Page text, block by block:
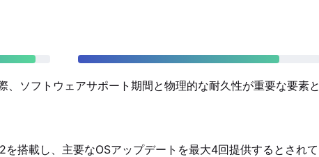
、ソフトウェアサポート期間と物理的な耐久性が重要な要素と
搭載し、主要なOSアップデートを最大4回提供するとされて